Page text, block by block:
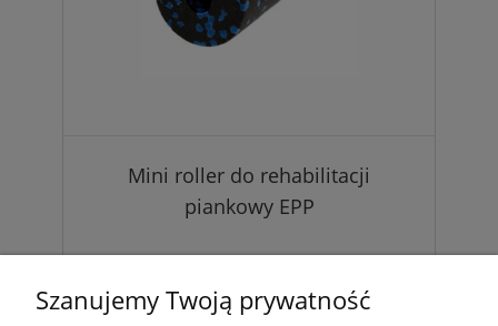
Mini roller do rehabilitacji
piankowy EPP
Szanujemy Twoją prywatność